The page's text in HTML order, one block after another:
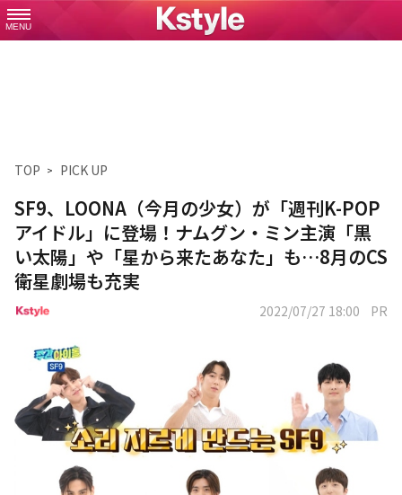
MENU
TOP PICK UP
SF9、LOONA（今月の少女）が「週刊K-POP
アイドル」に登場！ナムグン・ミン主演「黒
い太陽」や「星から来たあなた」も…8月のCS
衛星劇場も充実
2022/07/27 18:00 PR